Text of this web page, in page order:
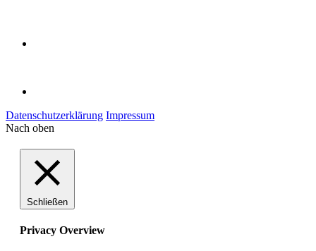
Datenschutzerklärung Impressum
Nach oben
Schließen
Privacy Overview